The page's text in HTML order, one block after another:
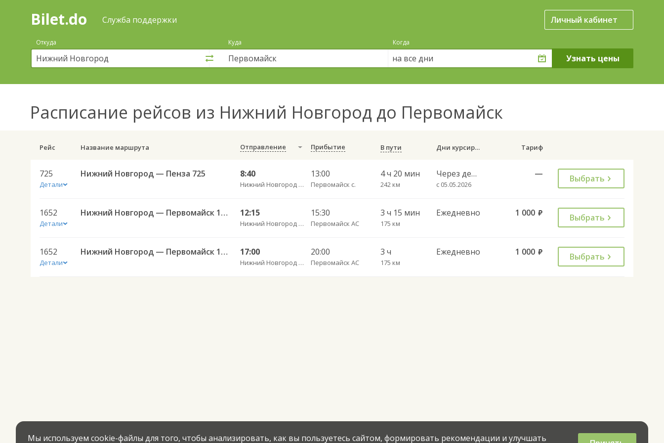
Поиск
покупка
билетов
автобус
онлайн
Bilet.do Служба поддержки Личный кабинет
Откуда Куда Когда
на все дни
Расписание рейсов из Нижний Новгород до Первомайск
Рейс Название маршрута Отправление Прибытие В пути Дни курсирования Тариф
725
Детали
Нижний Новгород — Пенза 725 8:40
Нижний Новгород Щербинки
13:00
Первомайск с.
4 ч 20 мин
242 км
Через день
с 05.05.2026
— Выбрать
1652
Детали
Нижний Новгород — Первомайск 1652 12:15
Нижний Новгород Щербинки
15:30
Первомайск АС
3 ч 15 мин
175 км
Ежедневно 1 000 руб. Выбрать
1652
Детали
Нижний Новгород — Первомайск 1652 17:00
Нижний Новгород Щербинки
20:00
Первомайск АС
3 ч
175 км
Ежедневно 1 000 руб. Выбрать
Мы используем cookie-файлы для того, чтобы анализировать, как вы пользуетесь сайтом, формировать рекомендации и улучшать